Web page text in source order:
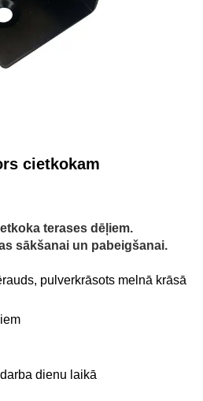
cietkokam
terases dēļiem.
sākšanai un pabeigšanai.
pulverkrāsots melnā krāsā
dienu laikā